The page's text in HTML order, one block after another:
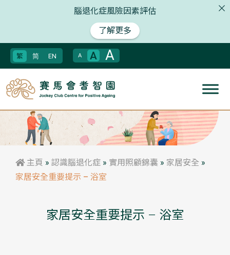
腦退化症風險因素評估
了解更多
繁 简 EN A A A
主頁 » 認識腦退化症 » 實用照顧錦囊 » 家居安全​ »
家居安全重要提示 – 浴室
家居安全重要提示 – 浴室